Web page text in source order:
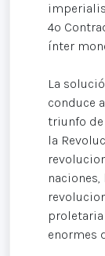
4º
ínter
La
conduce
triunfo
la
enormes